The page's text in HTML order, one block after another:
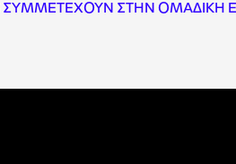
ΣΥΜΜΕΤΕΧΟΥΝ ΣΤΗΝ ΟΜΑΔΙΚΗ